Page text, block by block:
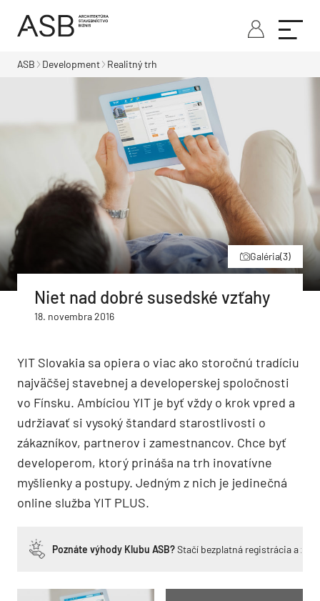
ASB Development Realitný trh
Galéria(3)
Niet nad dobré susedské vzťahy
18. novembra 2016
YIT Slovakia sa opiera o viac ako storočnú tradíciu
najväčšej stavebnej a developerskej spoločnosti
vo Fínsku. Ambíciou YIT je byť vždy o krok vpred a
udržiavať si vysoký štandard starostlivosti o
zákazníkov, partnerov i zamestnancov. Chce byť
developerom, ktorý prináša na trh inovatívne
myšlienky a postupy. Jedným z nich je jedinečná
online služba YIT PLUS.
Poznáte výhody Klubu ASB?Stačí bezplatná registrácia a